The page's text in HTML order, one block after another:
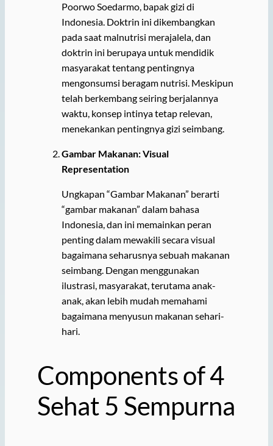
Poorwo Soedarmo, bapak gizi di
Indonesia. Doktrin ini dikembangkan
pada saat malnutrisi merajalela, dan
doktrin ini berupaya untuk mendidik
masyarakat tentang pentingnya
mengonsumsi beragam nutrisi. Meskipun
telah berkembang seiring berjalannya
waktu, konsep intinya tetap relevan,
menekankan pentingnya gizi seimbang.
Gambar Makanan: Visual
Representation
Ungkapan “Gambar Makanan” berarti
“gambar makanan” dalam bahasa
Indonesia, dan ini memainkan peran
penting dalam mewakili secara visual
bagaimana seharusnya sebuah makanan
seimbang. Dengan menggunakan
ilustrasi, masyarakat, terutama anak-
anak, akan lebih mudah memahami
bagaimana menyusun makanan sehari-
hari.
Components of 4
Sehat 5 Sempurna